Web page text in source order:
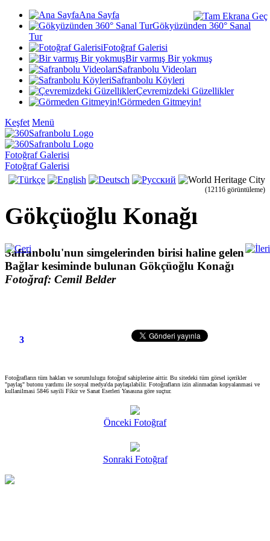
Ana Sayfa
Gökyüzünden 360° Sanal
Tur
Fotoğraf Galerisi
Bir varmış Bir yokmuş
Safranbolu Videoları
Safranbolu Köyleri
Çevremizdeki Güzellikler
Görmeden Gitmeyin!
Keşfet Menü
Fotoğraf Galerisi
Fotoğraf Galerisi
Gökçüoğlu Konağı
(12116 görüntüleme)
Safranbolu'nun simgelerinden birisi haline gelen
Bağlar kesiminde bulunan Gökçüoğlu Konağı
Fotoğraf: Cemil Belder
3
Fotoğrafların tüm hakları ve sorumlulugu fotoğraf sahiplerine aittir. Bu sitedeki tüm görsel içerikler
"paylaş" butonu yardımı ile sosyal medya'da paylaşılabilir. Fotoğrafların izin alinmadan kopyalanmasi ve
kullanilmasi 5846 sayili Fikir ve Sanat Eserleri Yasasına göre suçtur.
Önceki Fotoğraf
Sonraki Fotoğraf